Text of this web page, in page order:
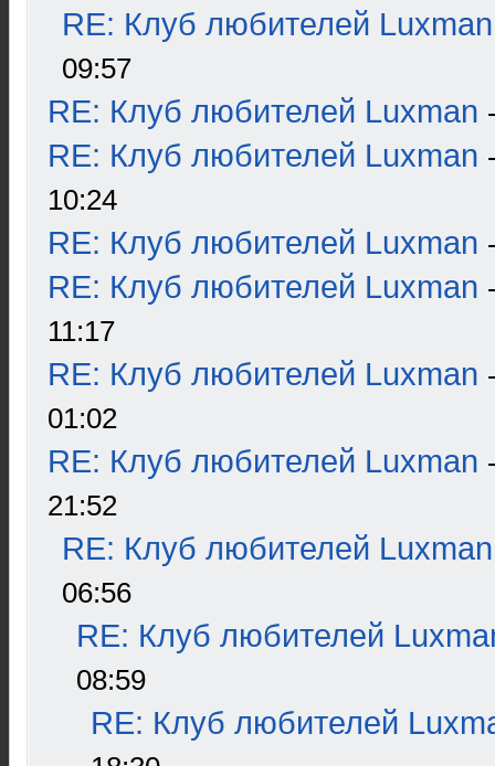
RE: Клуб любителей Luxman
09:57
RE: Клуб любителей Luxman
RE: Клуб любителей Luxman
10:24
RE: Клуб любителей Luxman
RE: Клуб любителей Luxman
11:17
RE: Клуб любителей Luxman
01:02
RE: Клуб любителей Luxman
21:52
RE: Клуб любителей Luxman
06:56
RE: Клуб любителей
08:59
RE: Клуб любителей